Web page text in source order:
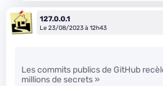
127.0.0.1
Le 23/08/2023 à 12h43
Les commits publics de GitHub
millions de secrets »